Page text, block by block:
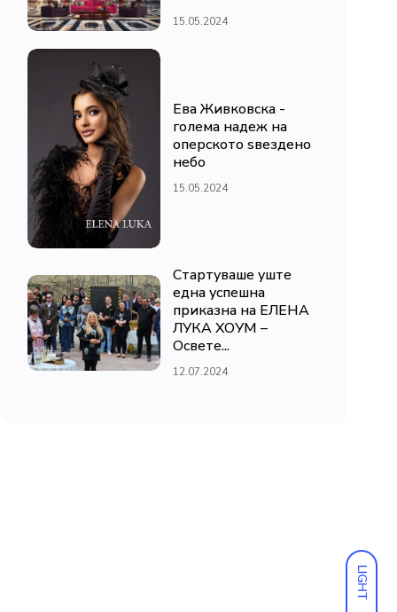
LIGHT
15.05.2024
Ева Живковска -
голема надеж на
оперското ѕвездено
небо
15.05.2024
Стартуваше уште
една успешна
приказна на ЕЛЕНА
ЛУКА ХОУМ –
Освете...
12.07.2024